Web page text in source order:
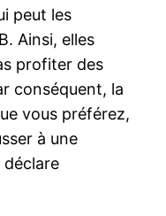
peut les
Ainsi, elles
profiter des
conséquent, la
vous préférez,
à une
déclare